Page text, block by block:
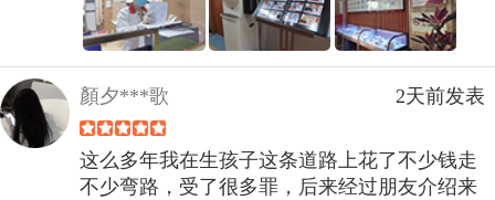
顏夕***歌 2天前发表
这么多年我在生孩子这条道路上花了不少钱走
不少弯路，受了很多罪，后来经过朋友介绍来